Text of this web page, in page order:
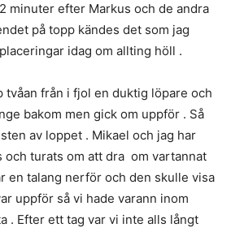
minuter efter Markus och de andra
på topp kändes det som jag
idag om allting höll .
tvåan från i fjol en duktig löpare och
bakom men gick om uppför . Så
av loppet . Mikael och jag har
och turats om att dra om vartannat
en talang nerför och den skulle visa
uppför så vi hade varann inom
. Efter ett tag var vi inte alls långt